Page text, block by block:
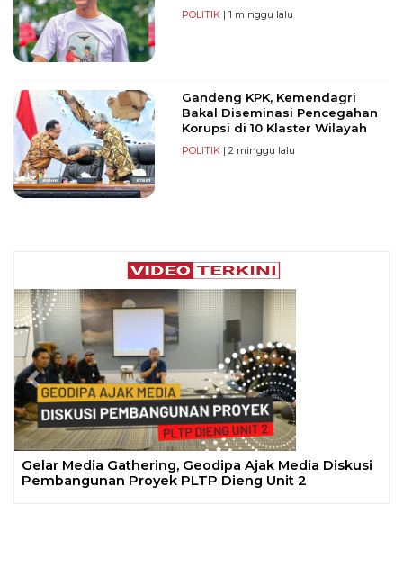
POLITIK | 1 minggu lalu
Gandeng KPK, Kemendagri
Bakal Diseminasi Pencegahan
Korupsi di 10 Klaster Wilayah
POLITIK | 2 minggu lalu
Gelar Media Gathering, Geodipa Ajak Media Diskusi
Pembangunan Proyek PLTP Dieng Unit 2
Previous